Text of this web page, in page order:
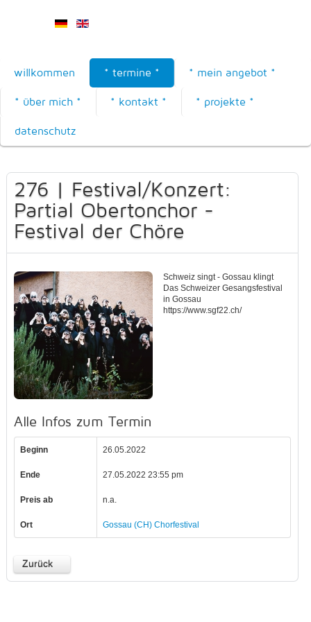
willkommen * termine * * mein angebot *
* über mich * * kontakt * * projekte *
datenschutz
276 | Festival/Konzert:
Partial Obertonchor -
Festival der Chöre
Schweiz singt - Gossau klingt
Das Schweizer Gesangsfestival
in Gossau
https://www.sgf22.ch/
Alle Infos zum Termin
Beginn 26.05.2022
Ende 27.05.2022 23:55 pm
Preis ab n.a.
Ort Gossau (CH) Chorfestival
Zurück